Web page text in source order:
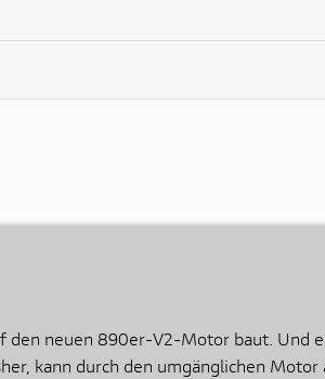
neuen 890er-V2-Motor baut. Und
kann durch den umgänglichen